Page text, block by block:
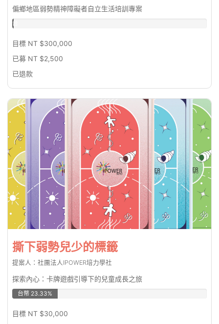
偏鄉地區弱勢精神障礙者自立生活培訓專案
台
0.83%
目標 NT $300,000
已募 NT $2,500
已退款
撕下弱勢兒少的標籤
提案人：社團法人IPOWER培力學社
探索內心：卡牌遊戲引導下的兒童成長之旅
台幣 23.33%
目標 NT $30,000